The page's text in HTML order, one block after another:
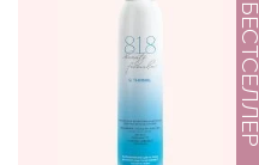
БЕСТСЕЛЛЕР